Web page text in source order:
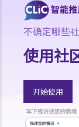
3. 如果我在与伴侣
担任何责任？
1. 我在香港合法结
K. 同性婚姻／公民
1. 于海外结婚的同
2. 同性伴侣需要回
不确定哪些
使用社
开始使用